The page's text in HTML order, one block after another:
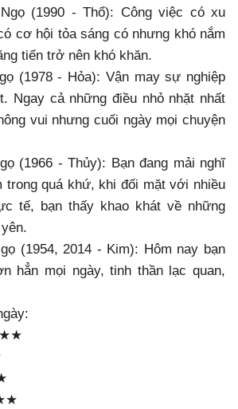
(1990 - Thổ): Công việc có xu
cơ hội tỏa sáng có nhưng khó nắm
tiến trở nên khó khăn.
(1978 - Hỏa): Vận may sự nghiệp
Ngay cả những điều nhỏ nhặt nhất
vui nhưng cuối ngày mọi chuyện
(1966 - Thủy): Bạn đang mải nghĩ
trong quá khứ, khi đối mặt với nhiều
tế, bạn thấy khao khát về những
(1954, 2014 - Kim): Hôm nay bạn
hẳn mọi ngày, tinh thần lạc quan,